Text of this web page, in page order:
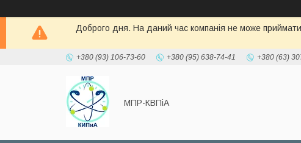
Доброго дня. На даний час компанія не може приймати
+380 (93) 106-73-60 +380 (95) 638-74-41 +380 (63)
МПР-КВПіА